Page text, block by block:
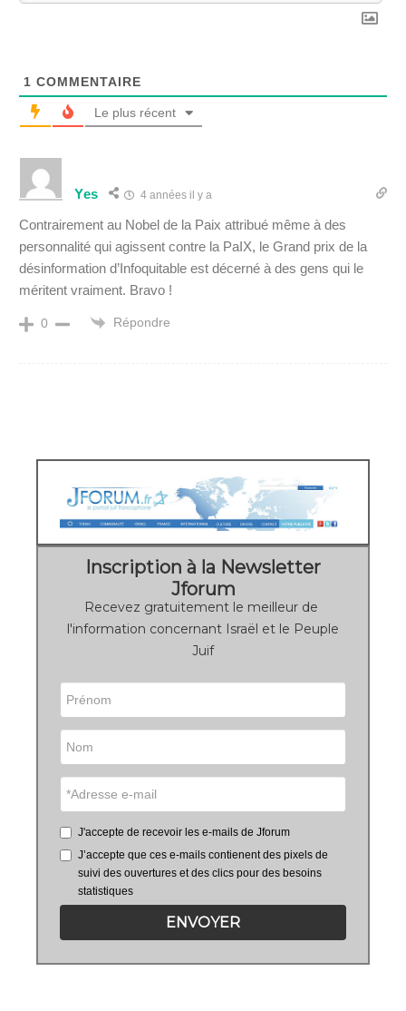
1 COMMENTAIRE
Le plus récent
Yes 4 années il y a
Contrairement au Nobel de la Paix attribué même à des
personnalité qui agissent contre la PaIX, le Grand prix de la
désinformation d’Infoquitable est décerné à des gens qui le
méritent vraiment. Bravo !
0 Répondre
Inscription à la Newsletter
Jforum
Recevez gratuitement le meilleur de
l'information concernant Israël et le Peuple
Juif
J'accepte de recevoir les e-mails de Jforum
J’accepte que ces e-mails contienent des pixels de
suivi des ouvertures et des clics pour des besoins
statistiques
ENVOYER